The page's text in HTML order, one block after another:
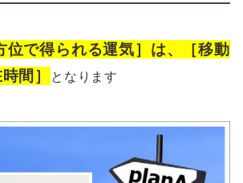
位で得られる運気］は、［移動
間］
となります